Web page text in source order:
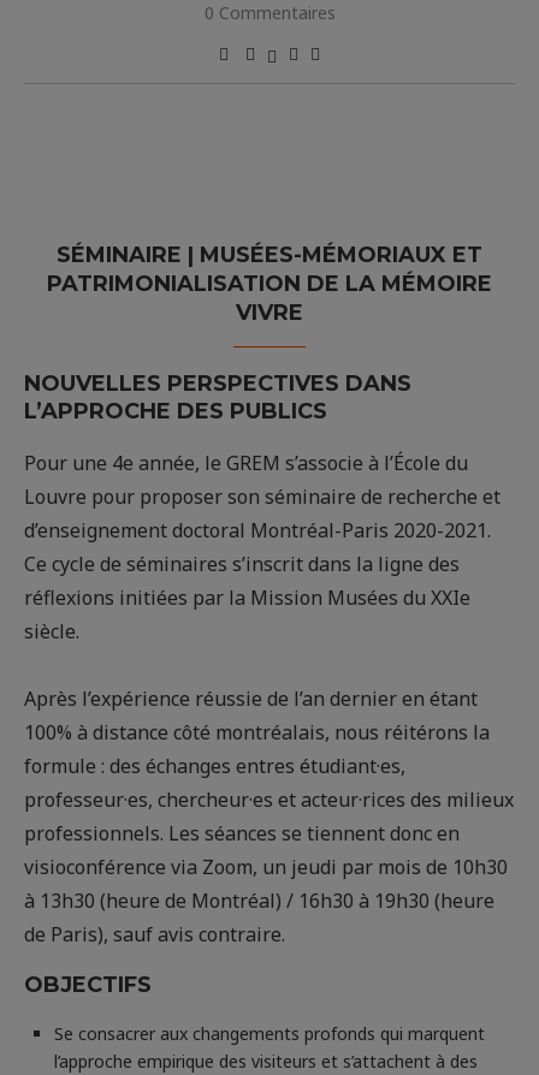
0 Commentaires
SÉMINAIRE | MUSÉES-MÉMORIAUX ET
PATRIMONIALISATION DE LA MÉMOIRE
VIVRE
NOUVELLES PERSPECTIVES DANS
L’APPROCHE DES PUBLICS
Pour une 4e année, le GREM s’associe à l’École du
Louvre pour proposer son séminaire de recherche et
d’enseignement doctoral Montréal-Paris 2020-2021.
Ce cycle de séminaires s’inscrit dans la ligne des
réflexions initiées par la Mission Musées du XXIe
siècle.
Après l’expérience réussie de l’an dernier en étant
100% à distance côté montréalais, nous réitérons la
formule : des échanges entres étudiant·es,
professeur·es, chercheur·es et acteur·rices des milieux
professionnels. Les séances se tiennent donc en
visioconférence via Zoom, un jeudi par mois de 10h30
à 13h30 (heure de Montréal) / 16h30 à 19h30 (heure
de Paris), sauf avis contraire.
OBJECTIFS
Se consacrer aux changements profonds qui marquent
l’approche empirique des visiteurs et s’attachent à des